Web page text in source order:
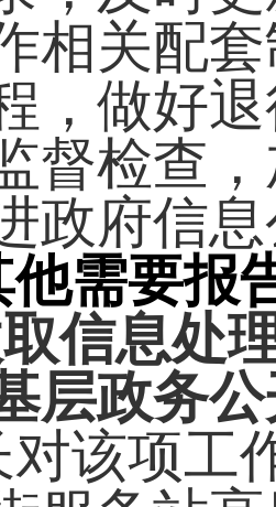
相关配
，做好
督检查
政府信
他需要报
信息处
层政务
对该项工